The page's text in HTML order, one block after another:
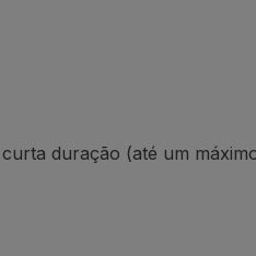
duração (até um